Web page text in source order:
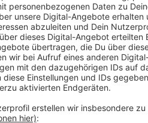
Der SPD-Antrag zum
zuvor nur denkbar
abgelehnt).
Anzeige